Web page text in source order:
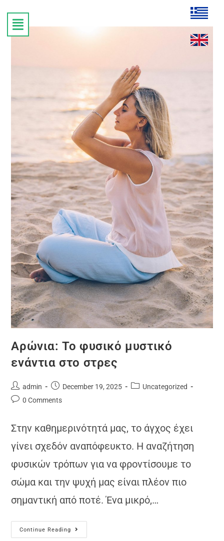
Αρώνια: Το φυσικό μυστικό
ενάντια στο στρες
admin December 19, 2025
Uncategorized
0 Comments
Στην καθημερινότητά μας, το άγχος έχει
γίνει σχεδόν αναπόφευκτο. Η αναζήτηση
φυσικών τρόπων για να φροντίσουμε το
σώμα και την ψυχή μας είναι πλέον πιο
σημαντική από ποτέ. Ένα μικρό,…
Continue Reading